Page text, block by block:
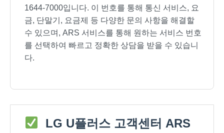
1644-7000입니다. 이 번호를 통해 통신 서비스, 요
금, 단말기, 요금제 등 다양한 문의 사항을 해결할
수 있으며, ARS 서비스를 통해 원하는 서비스 번호
를 선택하여 빠르고 정확한 상담을 받을 수 있습니
다.
LG U플러스 고객센터 ARS